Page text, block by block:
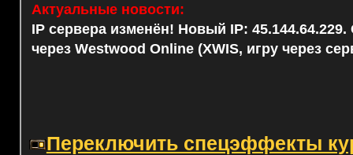
Актуальные новости:
IP сервера изменён! Новый IP: 45.144.64.229.
через Westwood Online (XWIS, игру через
Переключить спецэффекты